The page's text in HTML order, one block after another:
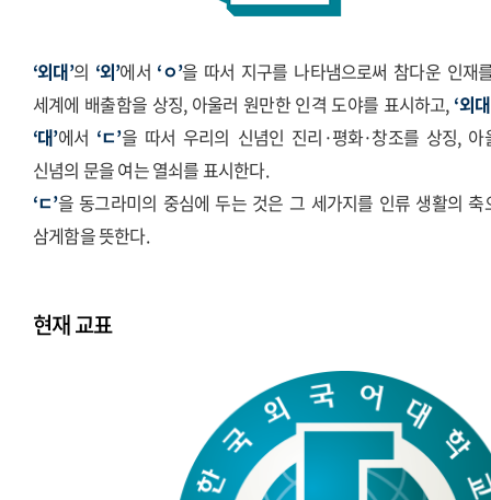
‘외대’의 ‘외’에서 ‘ㅇ’을 따서 지구를 나타냄으로써 참다운 인재
세계에 배출함을 상징, 아울러 원만한 인격 도야를 표시하고, ‘외
‘대’에서 ‘ㄷ’을 따서 우리의 신념인 진리·평화·창조를 상징, 아
신념의 문을 여는 열쇠를 표시한다.
‘ㄷ’을 동그라미의 중심에 두는 것은 그 세가지를 인류 생활의 축
삼게함을 뜻한다.
현재 교표